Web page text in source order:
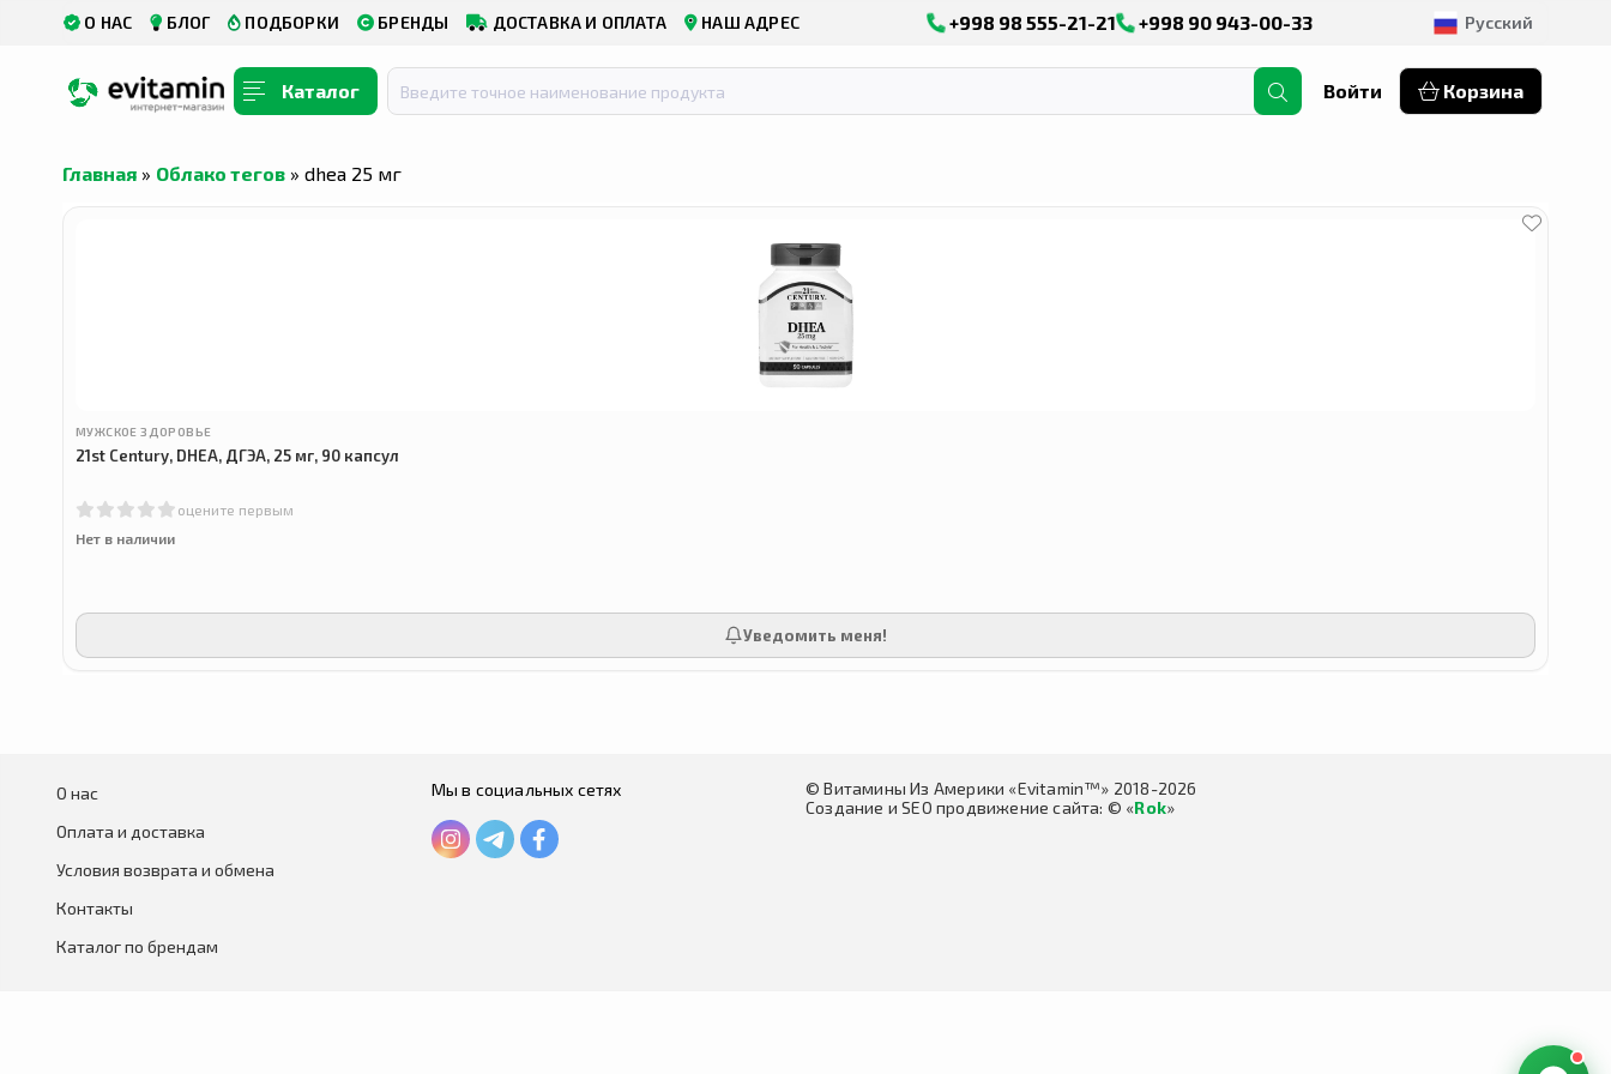
О НАС БЛОГ ПОДБОРКИ БРЕНДЫ ДОСТАВКА И ОПЛАТА НАШ АДРЕС +998 98 555-21-21 +998 90 943-00-33 Русский
Каталог Войти Корзина
Главная » Облако тегов » dhea 25 мг
МУЖСКОЕ ЗДОРОВЬЕ
21st Century, DHEA, ДГЭА, 25 мг, 90 капсул
оцените первым
Нет в наличии
Уведомить меня!
О нас
Оплата и доставка
Условия возврата и обмена
Контакты
Каталог по брендам
Мы в социальных сетях
© Витамины Из Америки «Evitamin™» 2018-2026
Создание и SEO продвижение сайта: © «Rok»